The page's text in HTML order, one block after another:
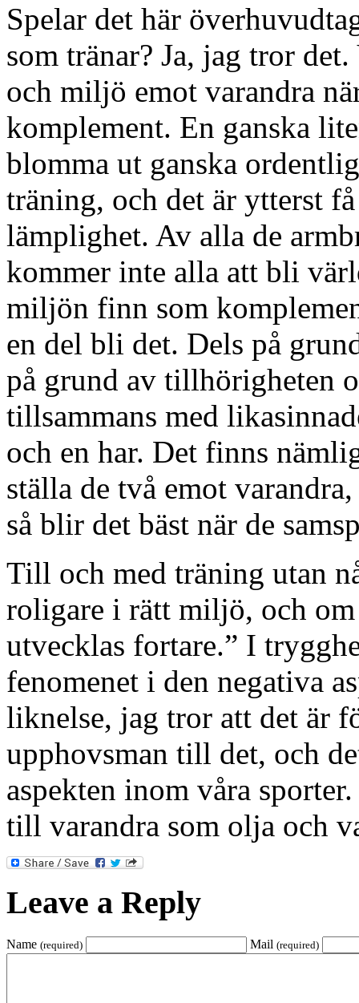
Spelar det här
som tränar? Ja, jag tror
och miljö emot varandra
komplement. En ganska
blomma ut ganska
träning, och det är ytterst
lämplighet. Av alla de
kommer inte alla att bli
miljön finn som
en del bli det. Dels på
på grund av tillhörigheten
tillsammans med
och en har. Det finns
ställa de två emot
så blir det bäst när de
Till och med träning utan
roligare i rätt miljö, och
utvecklas fortare.” I
fenomenet i den negativa
liknelse, jag tror att det är
upphovsman till det, och
aspekten inom våra
till varandra som olja och
Leave a Reply
Name (required) Mail (required)